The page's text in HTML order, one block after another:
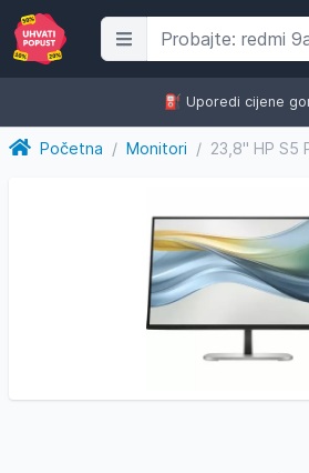
⛽️ Uporedi cijene
Početna / Monitori / 23,8" HP S5